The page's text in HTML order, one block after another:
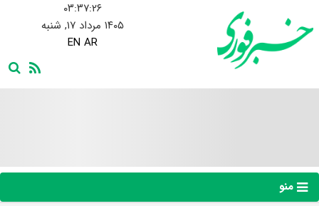
۰۳:۳۷:۲۷
۱۴۰۵ مرداد ۱۷, شنبه
EN AR
منو